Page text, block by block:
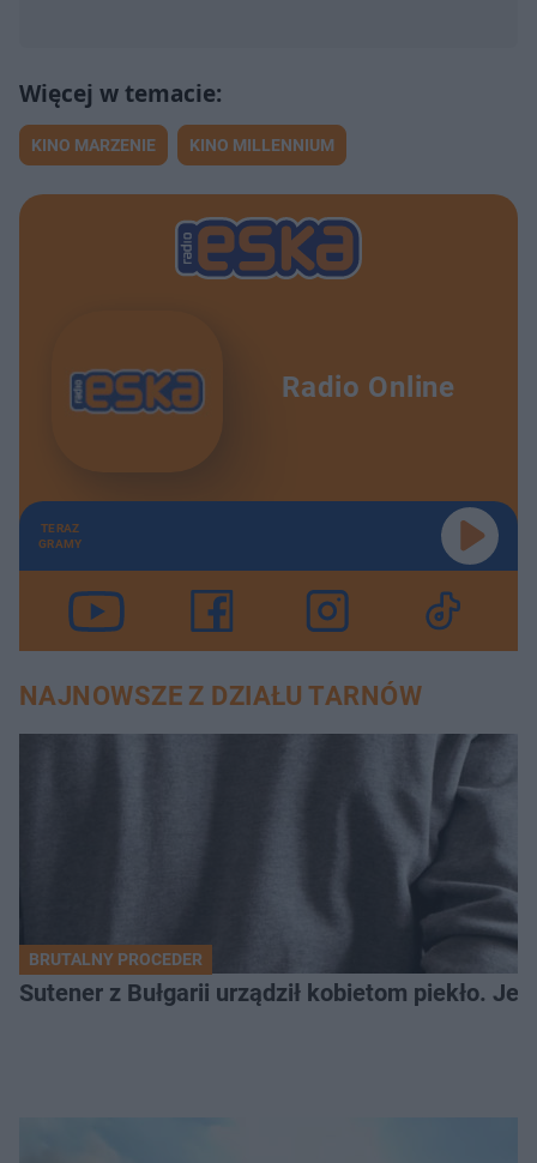
KINO MARZENIE KINO MILLENNIUM
Radio Online
TERAZ
GRAMY
NAJNOWSZE Z DZIAŁU TARNÓW
BRUTALNY PROCEDER
Sutener z Bułgarii urządził kobietom piekło.